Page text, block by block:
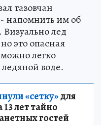
тазовчан
- напомнить им об
Визуально лед
это опасная
легко
ледяной воде.
«сетку»для
лет тайно
гостей